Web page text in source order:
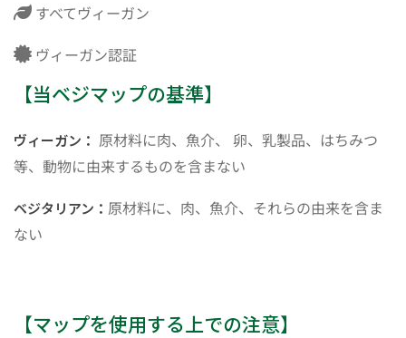
すべてヴィーガン
ヴィーガン認証
【当ベジマップの基準】
ヴィーガン： 原材料に肉、魚介、 卵、乳製品、はちみつ
等、動物に由来するものを含まない
ベジタリアン： 原材料に、肉、魚介、それらの由来を含ま
ない
【マップを使用する上での注意】